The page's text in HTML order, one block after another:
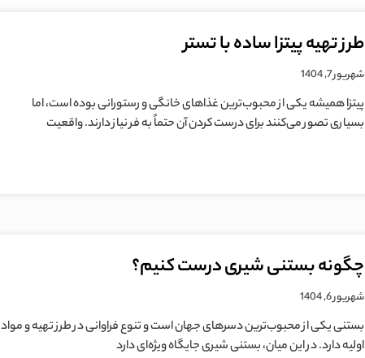
طرز تهیه پیتزا ساده با تستر
شهریور 7, 1404
پیتزا همیشه یکی از محبوب‌ترین غذاهای خانگی و رستورانی بوده است، اما
بسیاری تصور می‌کنند برای درست کردن آن حتماً به فر نیاز دارند. واقعیت
چگونه بستنی شیری درست کنیم؟
شهریور 6, 1404
بستنی یکی از محبوب‌ترین دسرهای جهان است و تنوع فراوانی در طرز تهیه و مواد
اولیه دارد. در این میان، بستنی شیری جایگاه ویژه‌ای دارد